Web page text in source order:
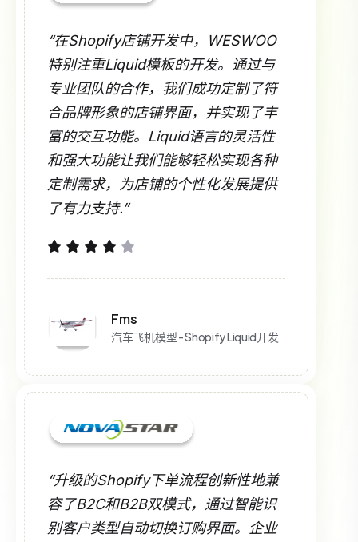
“在Shopify店铺开发中，WESWOO
特别注重Liquid模板的开发。通过与
专业团队的合作，我们成功定制了符
合品牌形象的店铺界面，并实现了丰
富的交互功能。Liquid语言的灵活性
和强大功能让我们能够轻松实现各种
定制需求，为店铺的个性化发展提供
了有力支持.”
Fms
汽车飞机模型 - Shopify Liquid开发
“升级的Shopify下单流程创新性地兼
容了B2C和B2B双模式，通过智能识
别客户类型自动切换订购界面。企业